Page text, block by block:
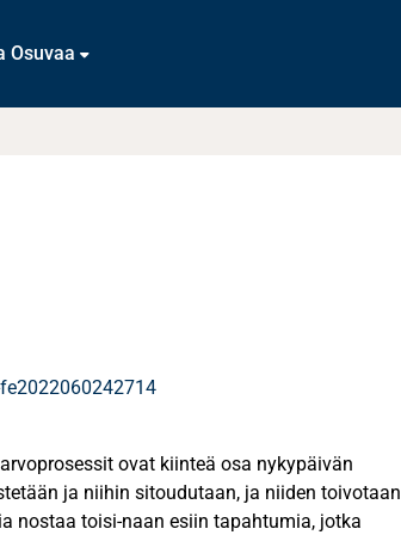
Osuvaa
ovat kiinteä osa nykypäivän
ja niihin sitoudutaan, ja niiden toivotaan
nostaa toisi-naan esiin tapahtumia, jotka